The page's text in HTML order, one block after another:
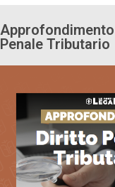
Penale Tributario